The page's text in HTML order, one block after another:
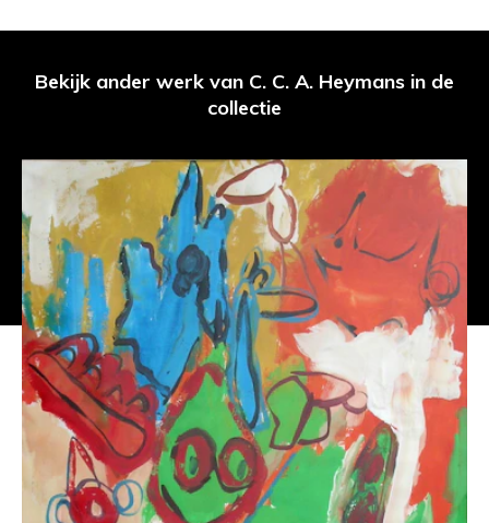
Bekijk ander werk van C. C. A. Heymans in de
collectie